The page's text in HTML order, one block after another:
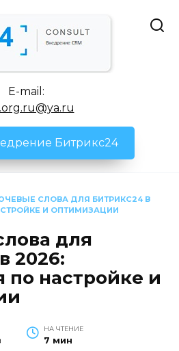
E-mail:
Битрикс24
СЛОВА ДЛЯ БИТРИКС24 В
И ОПТИМИЗАЦИИ
для
2026:
по настройке и
НА ЧТЕНИЕ
7 мин